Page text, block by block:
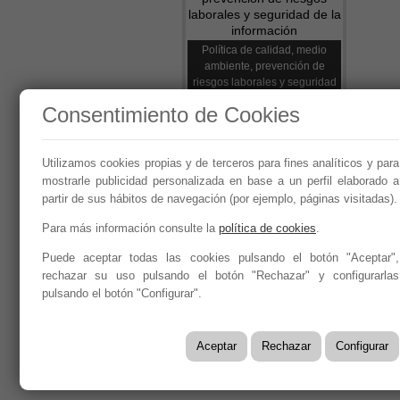
Política de calidad, medio
ambiente, prevención de
riesgos laborales y seguridad
Síguenos en:
Año 2026 - CEOE CEPYME
Aviso legal, condiciones de uso y Política de
Evaluación de Proveedores
Consentimiento de Cookies
Utilizamos cookies propias y de terceros para fines analíticos y para
mostrarle publicidad personalizada en base a un perfil elaborado a
partir de sus hábitos de navegación (por ejemplo, páginas visitadas).
Para más información consulte la política de cookies.
Puede aceptar todas las cookies pulsando el botón "Aceptar",
rechazar su uso pulsando el botón "Rechazar" y configurarlas
pulsando el botón "Configurar".
Aceptar Rechazar Configurar